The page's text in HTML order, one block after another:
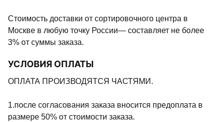
Стоимость доставки от сортировочного центра в
Москве в любую точку России— составляет не более
3% от суммы заказа.
УСЛОВИЯ ОПЛАТЫ
ОПЛАТА ПРОИЗВОДЯТСЯ ЧАСТЯМИ.
1.после согласования заказа вносится предоплата в
размере 50% от стоимости заказа.